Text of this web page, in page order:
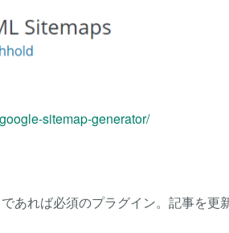
sitemap-generator/
あれば必須のプラグイン。記事を更